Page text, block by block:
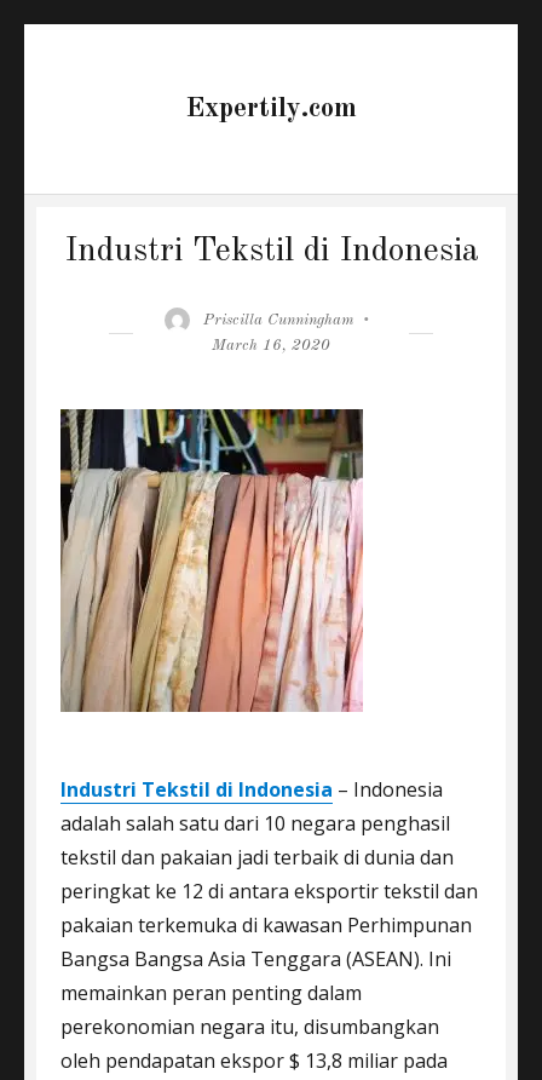
Expertily.com
Industri Tekstil di Indonesia
Author
Priscilla Cunningham
March 16, 2020
Industri Tekstil di Indonesia – Indonesia
adalah salah satu dari 10 negara penghasil
tekstil dan pakaian jadi terbaik di dunia dan
peringkat ke 12 di antara eksportir tekstil dan
pakaian terkemuka di kawasan Perhimpunan
Bangsa Bangsa Asia Tenggara (ASEAN). Ini
memainkan peran penting dalam
perekonomian negara itu, disumbangkan
oleh pendapatan ekspor $ 13,8 miliar pada